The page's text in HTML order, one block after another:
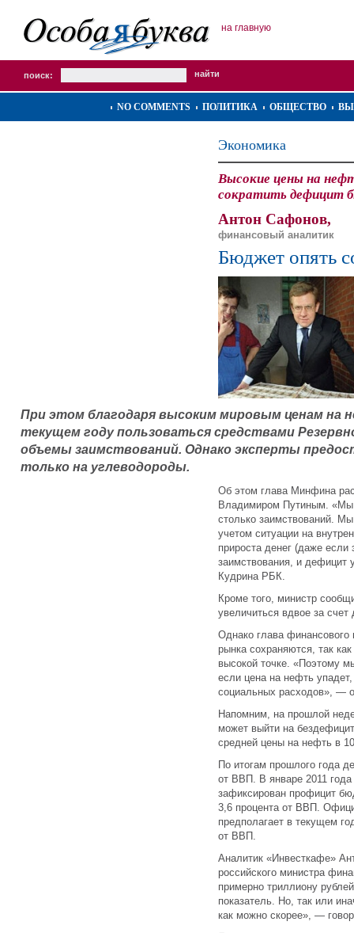
на главную
поиск:
NO COMMENTS ПОЛИТИКА ОБЩЕСТВО
Экономика
Высокие цены на
сократить дефицит
Антон Сафонов,
финансовый аналитик
Бюджет опять
При этом благодаря высоким мировым ценам на
текущем году пользоваться средствами
объемы заимствований. Однако эксперты
только на углеводороды.
Об этом глава Минфина
Владимиром Путиным. «Мы
столько заимствований.
учетом ситуации на
прироста денег (даже
заимствования, и дефицит
Кудрина РБК.
Кроме того, министр
увеличиться вдвое за
Однако глава финансового
рынка сохраняются, так
высокой точке. «Поэтому
если цена на нефть
социальных расходов», —
Напомним, на прошлой
может выйти на
средней цены на нефть в
По итогам прошлого года
от ВВП. В январе 2011
зафиксирован профицит
3,6 процента от ВВП.
предполагает в текущем
от ВВП.
Аналитик «Инвесткафе»
российского министра
примерно триллиону
показатель. Но, так или
как можно скорее», —